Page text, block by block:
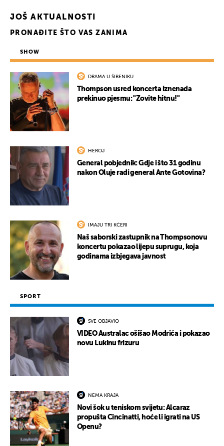
JOŠ AKTUALNOSTI
PRONAĐITE ŠTO VAS ZANIMA
SHOW
DRAMA U ŠIBENIKU
Thompson usred koncerta iznenada
prekinuo pjesmu: "Zovite hitnu!"
HEROJ
General pobjednik: Gdje i što 31 godinu
nakon Oluje radi general Ante Gotovina?
IMAJU TRI KĆERI
Naš saborski zastupnik na Thompsonovu
koncertu pokazao lijepu suprugu, koja
godinama izbjegava javnost
SPORT
SVE OBJAVIO
VIDEO Australac ošišao Modrića i pokazao
novu Lukinu frizuru
NEMA KRAJA
Novi šok u teniskom svijetu: Alcaraz
propušta Cincinatti, hoće li igrati na US
Openu?